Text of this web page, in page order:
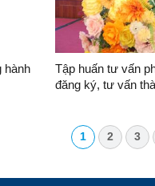
hành
Tập huấn tư vấn
đăng ký, tư vấn
1 2 3